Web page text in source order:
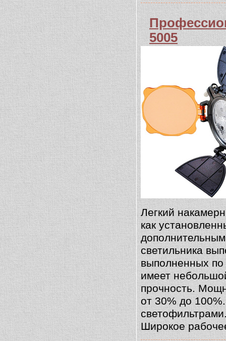
5005
Легкий
как
светильника
выполненных по
имеет
прочность.
от 30% до
Широкое